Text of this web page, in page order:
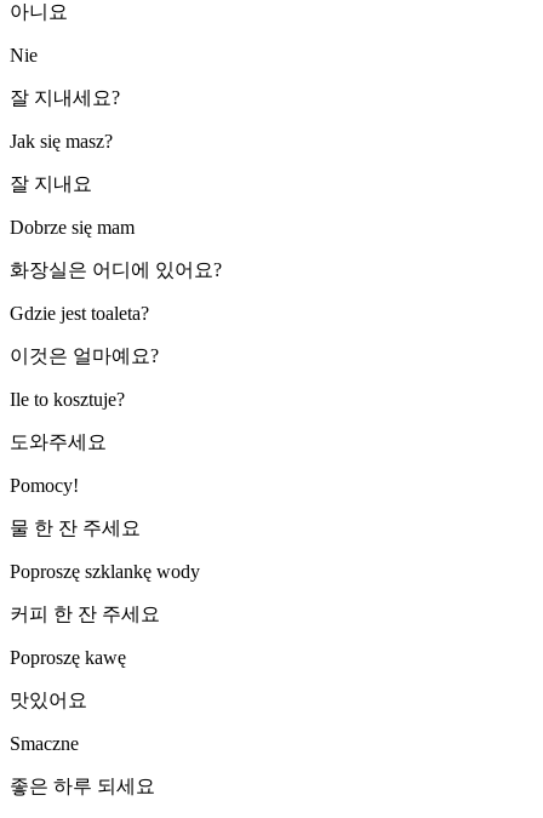
아니요
Nie
잘 지내세요?
Jak się masz?
잘 지내요
Dobrze się mam
화장실은 어디에 있어요?
Gdzie jest toaleta?
이것은 얼마예요?
Ile to kosztuje?
도와주세요
Pomocy!
물 한 잔 주세요
Poproszę szklankę wody
커피 한 잔 주세요
Poproszę kawę
맛있어요
Smaczne
좋은 하루 되세요